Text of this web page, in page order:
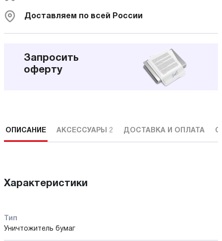
Доставляем по всей России
Запросить
оферту
ОПИСАНИЕ АКСЕССУАРЫ 2 ДОСТАВКА И ОПЛАТА
Характеристики
Тип
Уничтожитель бумаг